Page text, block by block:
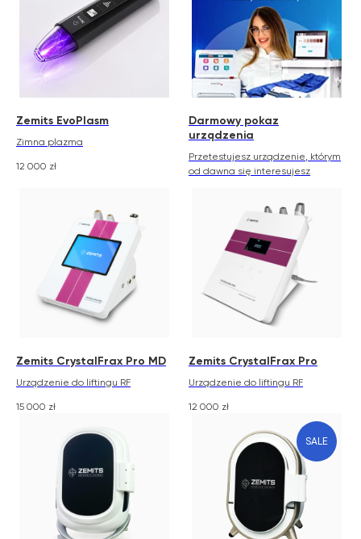
Zemits EvoPlasm
Zimna plazma
12 000 zł
Darmowy pokaz
urządzenia
Przetestujesz urządzenie, którym
od dawna się interesujesz
Zemits CrystalFrax Pro MD
Urządzenie do liftingu RF
15 000 zł
Zemits CrystalFrax Pro
Urządzenie do liftingu RF
12 000 zł
SALE